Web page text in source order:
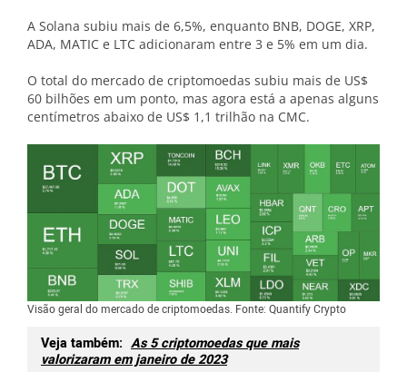
A Solana subiu mais de 6,5%, enquanto BNB, DOGE, XRP,
ADA, MATIC e LTC adicionaram entre 3 e 5% em um dia.
O total do mercado de criptomoedas subiu mais de US$
60 bilhões em um ponto, mas agora está a apenas alguns
centímetros abaixo de US$ 1,1 trilhão na CMC.
Visão geral do mercado de criptomoedas. Fonte: Quantify Crypto
Veja também: As 5 criptomoedas que mais
valorizaram em janeiro de 2023